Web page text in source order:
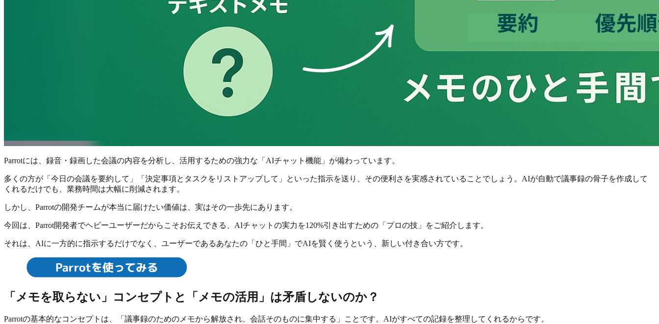
Parrotには、録音・録画した会議の内容を分析し、活用するための強力な「AIチャット機能」が備わっています。
多くの方が「今日の会議を要約して」「決定事項とタスクをリストアップして」といった指示を送り、その便利さを実感されていることでしょう。AIが自動で議事録の骨子を作成して
くれるだけでも、業務時間は大幅に削減されます。
しかし、Parrotの開発チームが本当に届けたい価値は、実はその一歩先にあります。
今回は、Parrot開発者でヘビーユーザーだからこそお伝えできる、AIチャットの実力を120%引き出すための「プロの技」をご紹介します。
それは、AIに一方的に指示するだけでなく、ユーザーであるあなたの「ひと手間」でAIを賢く使うという、新しい付き合い方です。
「メモを取らない」コンセプトと「メモの活用」は矛盾しないのか？
Parrotの基本的なコンセプトは、「議事録のためのメモから解放され、会話そのものに集中する」ことです。AIがすべての記録を整理してくれるからです。